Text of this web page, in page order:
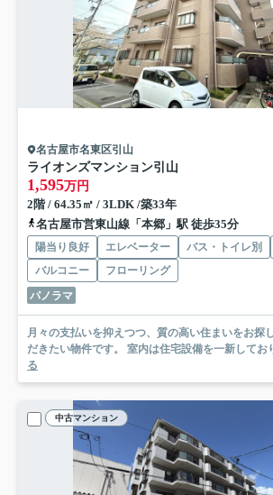
名古屋市名東区引山
ライオンズマンション引山
1,595万円
2階 / 64.35㎡ / 3LDK /築33年
名古屋市営東山線「本郷」駅 徒歩35分
陽当り良好 エレベーター バス・トイレ別
バルコニー
フローリング
パノラマ
月々の支払いを抑えつつ、質の高い住まいをお探
だきたい物件です。 室内は住宅設備を一新してお
る
中古マンション